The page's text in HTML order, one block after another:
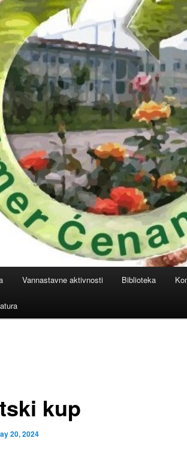
Vannastavne aktivnosti Biblioteka
kup
20, 2024